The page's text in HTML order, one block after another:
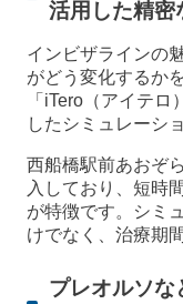
活用した精密
インビザラインの
がどう変化するか
「iTero（アイテ
したシミュレーシ
西船橋駅前あおぞ
入しており、短時
が特徴です。シミ
けでなく、治療期
プレオルソな